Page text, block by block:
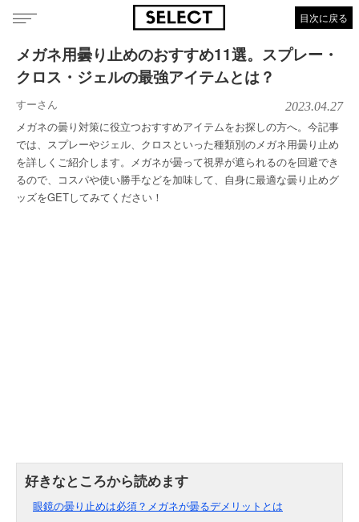
目次に戻る
メガネ用曇り止めのおすすめ11選。スプレー・
クロス・ジェルの最強アイテムとは？
すーさん 2023.04.27
メガネの曇り対策に役立つおすすめアイテムをお探しの方へ。今記事
では、スプレーやジェル、クロスといった種類別のメガネ用曇り止め
を詳しくご紹介します。メガネが曇って視界が遮られるのを回避でき
るので、コスパや使い勝手などを加味して、自身に最適な曇り止めグ
ッズをGETしてみてください！
眼鏡の曇り止めは必須？メガネが曇るデメリットとは